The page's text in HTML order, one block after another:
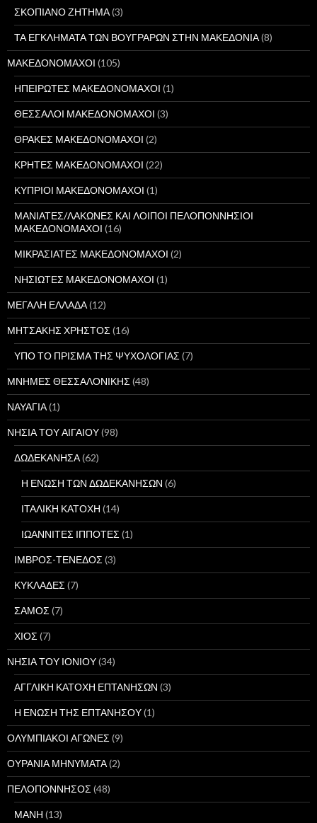
ΣΚΟΠΙΑΝΟ ΖΗΤΗΜΑ(3)
ΤΑ ΕΓΚΛΗΜΑΤΑ ΤΩΝ ΒΟΥΓΡΑΡΩΝ ΣΤΗΝ ΜΑΚΕΔΟΝΙΑ(8)
ΜΑΚΕΔΟΝΟΜΑΧΟΙ (105)
ΗΠΕΙΡΩΤΕΣ ΜΑΚΕΔΟΝΟΜΑΧΟΙ (1)
ΘΕΣΣΑΛΟΙ ΜΑΚΕΔΟΝΟΜΑΧΟΙ (3)
ΘΡΑΚΕΣ ΜΑΚΕΔΟΝΟΜΑΧΟΙ (2)
ΚΡΗΤΕΣ ΜΑΚΕΔΟΝΟΜΑΧΟΙ (22)
ΚΥΠΡΙΟΙ ΜΑΚΕΔΟΝΟΜΑΧΟΙ (1)
ΜΑΝΙΑΤΕΣ/ΛΑΚΩΝΕΣ ΚΑΙ ΛΟΙΠΟΙ ΠΕΛΟΠΟΝΝΗΣΙΟΙ
ΜΑΚΕΔΟΝΟΜΑΧΟΙ (16)
ΜΙΚΡΑΣΙΑΤΕΣ ΜΑΚΕΔΟΝΟΜΑΧΟΙ (2)
ΝΗΣΙΩΤΕΣ ΜΑΚΕΔΟΝΟΜΑΧΟΙ (1)
ΜΕΓΑΛΗ ΕΛΛΑΔΑ(12)
ΜΗΤΣΑΚΗΣ ΧΡΗΣΤΟΣ (16)
ΥΠΟ ΤΟ ΠΡΙΣΜΑ ΤΗΣ ΨΥΧΟΛΟΓΙΑΣ (7)
ΜΝΗΜΕΣ ΘΕΣΣΑΛΟΝΙΚΗΣ (48)
ΝΑΥΑΓΙΑ(1)
ΝΗΣΙΑ ΤΟΥ ΑΙΓΑΙΟΥ(98)
ΔΩΔΕΚΑΝΗΣΑ(62)
Η ΕΝΩΣΗ ΤΩΝ ΔΩΔΕΚΑΝΗΣΩΝ (6)
ΙΤΑΛΙΚΗ ΚΑΤΟΧΗ (14)
ΙΩΑΝΝΙΤΕΣ ΙΠΠΟΤΕΣ (1)
ΙΜΒΡΟΣ-ΤΕΝΕΔΟΣ (3)
ΚΥΚΛΑΔΕΣ (7)
ΣΑΜΟΣ (7)
ΧΙΟΣ (7)
ΝΗΣΙΑ ΤΟΥ ΙΟΝΙΟΥ(34)
ΑΓΓΛΙΚΗ ΚΑΤΟΧΗ ΕΠΤΑΝΗΣΩΝ (3)
Η ΕΝΩΣΗ ΤΗΣ ΕΠΤΑΝΗΣΟΥ(1)
ΟΛΥΜΠΙΑΚΟΙ ΑΓΩΝΕΣ (9)
ΟΥΡΑΝΙΑ ΜΗΝΥΜΑΤΑ(2)
ΠΕΛΟΠΟΝΝΗΣΟΣ (48)
ΜΑΝΗ (13)